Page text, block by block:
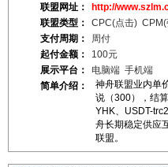
联盟网址：
http://
联盟类型：
CPC(点击)
支付周期：
周付
起付金额：
100元
展示平台：
电脑端 手机端
简单介绍：
神舟联盟业内单
说（300），结
YHK、USDT-
舟长期稳定供应
联盟。